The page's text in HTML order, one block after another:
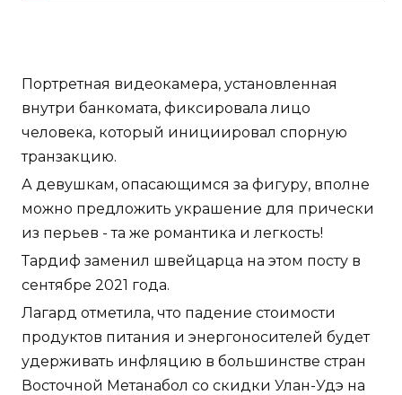
Портретная видеокамера, установленная
внутри банкомата, фиксировала лицо
человека, который инициировал спорную
транзакцию.
А девушкам, опасающимся за фигуру, вполне
можно предложить украшение для прически
из перьев - та же романтика и легкость!
Тардиф заменил швейцарца на этом посту в
сентябре 2021 года.
Лагард отметила, что падение стоимости
продуктов питания и энергоносителей будет
удерживать инфляцию в большинстве стран
Восточной Метанабол со скидки Улан-Удэ на